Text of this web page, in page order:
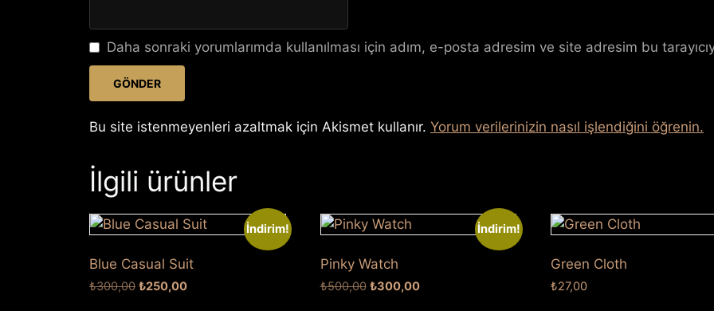
Daha sonraki yorumlarımda kullanılması için adım, e-posta adresim ve site adresim bu
Bu site istenmeyenleri azaltmak için Akismet kullanır. Yorum verilerinizin nasıl işlendiğini öğrenin.
İlgili ürünler
İndirim!
Blue Casual Suit
₺300,00 Orijinal
₺250,00Şu
İndirim!
Pinky Watch
₺500,00 Orijinal
₺300,00Şu
Green Cloth
₺27,00